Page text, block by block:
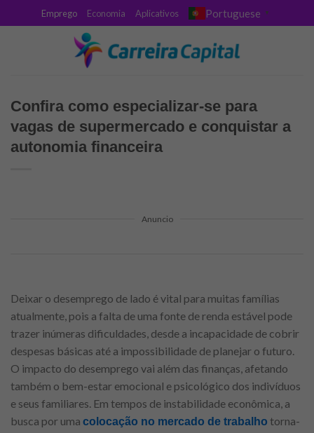
to
Emprego Economia Aplicativos Portuguese ▼
Confira como especializar-se para
vagas de supermercado e conquistar a
autonomia financeira
Anuncio
Deixar o desemprego de lado é vital para muitas famílias
atualmente, pois a falta de uma fonte de renda estável pode
trazer inúmeras dificuldades, desde a incapacidade de cobrir
despesas básicas até a impossibilidade de planejar o futuro.
O impacto do desemprego vai além das finanças, afetando
também o bem-estar emocional e psicológico dos indivíduos
e seus familiares. Em tempos de instabilidade econômica, a
busca por uma colocação no mercado de trabalho torna-